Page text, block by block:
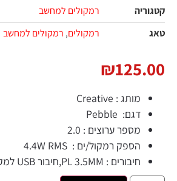
רמקולים למחשב
רמקולים,רמקולים למחשב
₪
מותג : Creative
דגם: Pebble
מספר ערוצים : 2.0
הספק רמקול/ים : 4.4W RMS
חיבורים : PL 3.5MM,חיבור USB למקור מתח